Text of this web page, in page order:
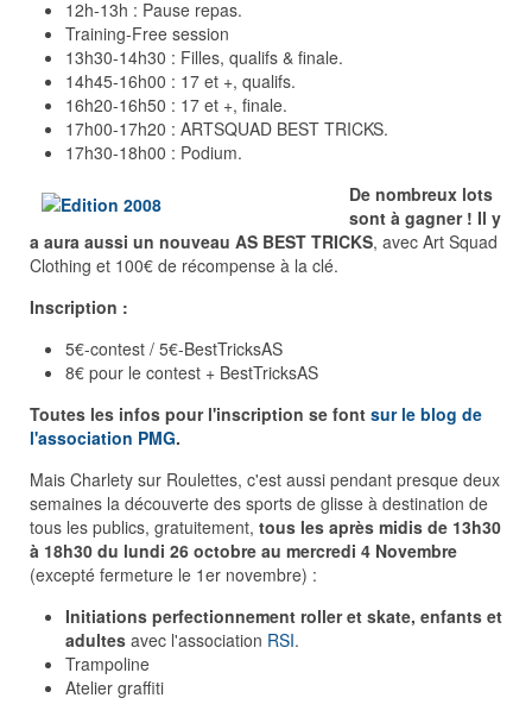
12h-13h : Pause repas.
Training-Free session
13h30-14h30 : Filles, qualifs & finale.
14h45-16h00 : 17 et +, qualifs.
16h20-16h50 : 17 et +, finale.
17h00-17h20 : ARTSQUAD BEST TRICKS.
17h30-18h00 : Podium.
De nombreux lots
sont à gagner ! Il y
a aura aussi un nouveau AS BEST TRICKS, avec Art Squad
Clothing et 100€ de récompense à la clé.
Inscription :
5€-contest / 5€-BestTricksAS
8€ pour le contest + BestTricksAS
Toutes les infos pour l'inscription se font sur le blog de
l'association PMG.
Mais Charlety sur Roulettes, c'est aussi pendant presque deux
semaines la découverte des sports de glisse à destination de
tous les publics, gratuitement, tous les après midis de 13h30
à 18h30 du lundi 26 octobre au mercredi 4 Novembre
(excepté fermeture le 1er novembre) :
Initiations perfectionnement roller et skate, enfants et
adultes avec l'association RSI.
Trampoline
Atelier graffiti